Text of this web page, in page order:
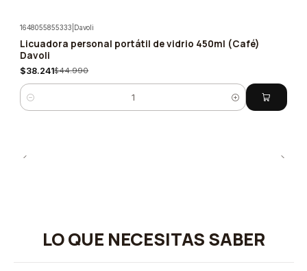
-15%
1648055855333 Davoli
Licuadora personal portátil de vidrio 450ml (Café)
Davoli
$38.241$44.990
Cantidad
LO QUE NECESITAS SABER